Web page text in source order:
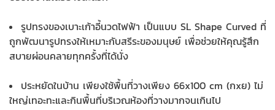
รูปทรงของเบาะเก้าอี้นวดไฟฟ้า เป็นแบบ SL Shape Curved ที่
ถูกพัฒนารูปทรงให้เหมาะกับสรีระของมนุษย์ เพื่อช่วยให้คุณรู้สึก
สบายผ่อนคลายทุกครั้งที่ได้นั่ง
ประหยัดในบ้าน เพียงใช้พื้นที่วางเพียง 66x100 cm (กxย) ไม่
ใหญ่เทอะทะและกินพื้นที่บริเวณห้องที่วางมากจนเกินไป